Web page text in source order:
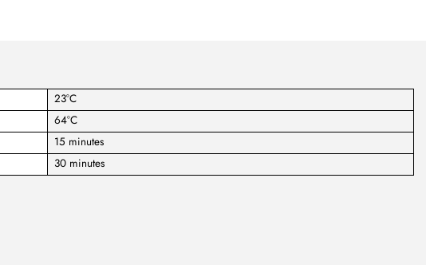
23°C
64°C
15 minutes
30 minutes